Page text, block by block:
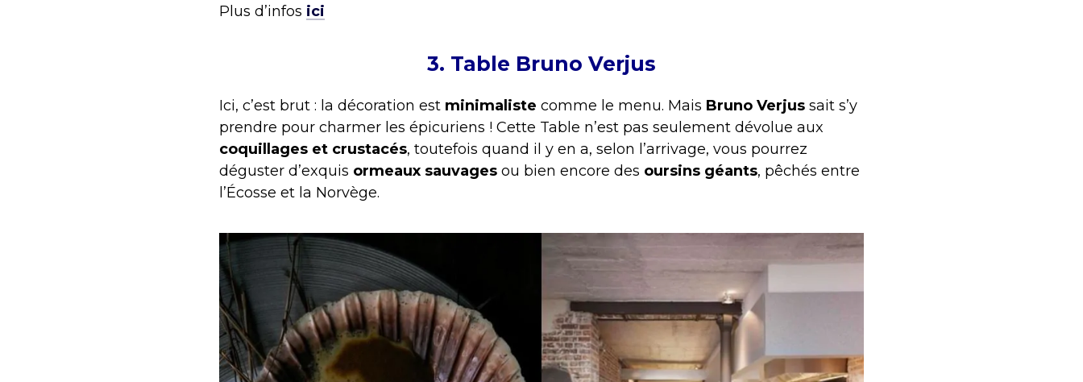
Plus d’infos ici
3. Table Bruno Verjus
Ici, c’est brut : la décoration est minimaliste comme le menu. Mais Bruno Verjus sait s’y
prendre pour charmer les épicuriens ! Cette Table n’est pas seulement dévolue aux
coquillages et crustacés, toutefois quand il y en a, selon l’arrivage, vous pourrez
déguster d’exquis ormeaux sauvages ou bien encore des oursins géants, pêchés entre
l’Écosse et la Norvège.